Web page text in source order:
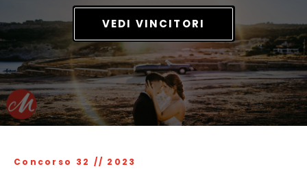
VEDI VINCITORI
Concorso 32 // 2023